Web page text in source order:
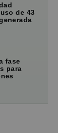
de 43
fase
para